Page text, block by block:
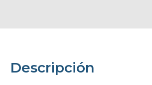
Descripción